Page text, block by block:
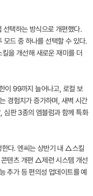
선택하는 방식으로 개편했다.
모드 중 하나를 선택할 수 있다.
을 개선해 새로운 재미를 더
이 99까지 늘어나고, 로컬 보
경험치가 증가하며, 새벽 시간
심판 3종의 엠블럼과 함께 특화
한다. 엔씨는 상반기 내 △스킬
텐츠 개편 △제련 시스템 개선
가 등 편의성 업데이트를 예